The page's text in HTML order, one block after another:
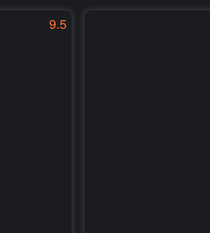
9.5